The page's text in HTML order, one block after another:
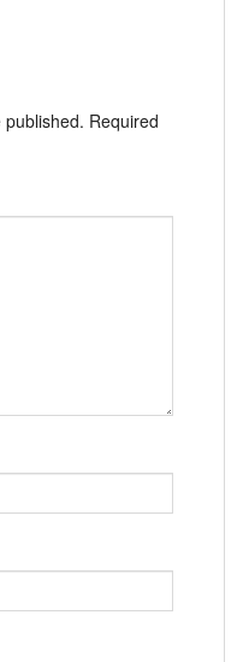
Required